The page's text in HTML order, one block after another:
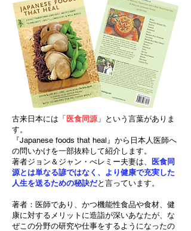
古来日本には「 医食同源」という言葉がありま
す。
『Japanese foods that heal』から日本人医師へ
の問いかけを一部抜粋して紹介します。
著者ジョン＆ジャン・べレミー夫妻は、
医食同
源とは単なる諺ではなく、より健康で充実した
人生を送るための秘訣だと言っています。
著者：医師であり、かつ機能性食品や食材、健
康に対するメリットに造詣が深いあなたが、な
ぜこの分野の研究や仕事をするようになったの